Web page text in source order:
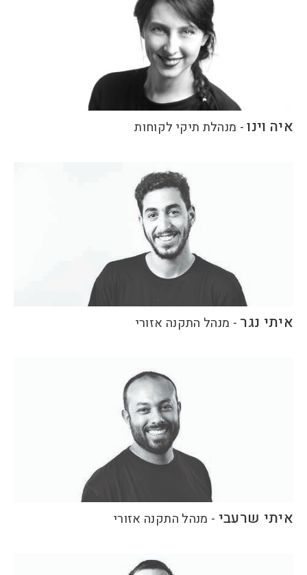
איה וינו- מנהלת תיקי לקוחות
איתי נגר - מנהל התקנה אזורי
איתי שרעבי - מנהל התקנה אזורי